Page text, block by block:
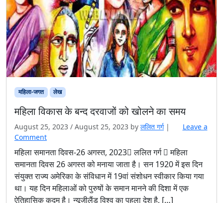
महिला-जगत लेख
महिला विकास के बन्द दरवाजों को खोलने का समय
August 25, 2023 / August 25, 2023 by ललित गर्ग |
Leave a
Comment
महिला समानता दिवस-26 अगस्त, 2023 ललित गर्ग  महिला
समानता दिवस 26 अगस्त को मनाया जाता है। सन 1920 में इस दिन
संयुक्त राज्य अमेरिका के संविधान में 19वां संशोधन स्वीकार किया गया
था। यह दिन महिलाओं को पुरुषों के समान मानने की दिशा में एक
ऐतिहासिक कदम है। न्यूजीलैंड विश्व का पहला देश है, […]